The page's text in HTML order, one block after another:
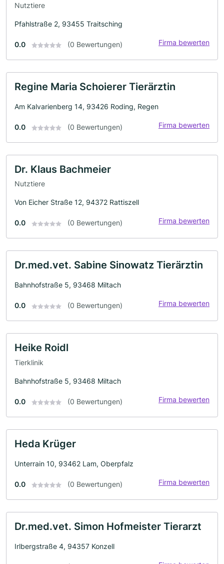
Nutztiere
Pfahlstraße 2, 93455 Traitsching
0.0 (0 Bewertungen) Firma bewerten
Regine Maria Schoierer Tierärztin
Am Kalvarienberg 14, 93426 Roding, Regen
0.0 (0 Bewertungen) Firma bewerten
Dr. Klaus Bachmeier
Nutztiere
Von Eicher Straße 12, 94372 Rattiszell
0.0 (0 Bewertungen) Firma bewerten
Dr.med.vet. Sabine Sinowatz Tierärztin
Bahnhofstraße 5, 93468 Miltach
0.0 (0 Bewertungen) Firma bewerten
Heike Roidl
Tierklinik
Bahnhofstraße 5, 93468 Miltach
0.0 (0 Bewertungen) Firma bewerten
Heda Krüger
Unterrain 10, 93462 Lam, Oberpfalz
0.0 (0 Bewertungen) Firma bewerten
Dr.med.vet. Simon Hofmeister Tierarzt
Irlbergstraße 4, 94357 Konzell